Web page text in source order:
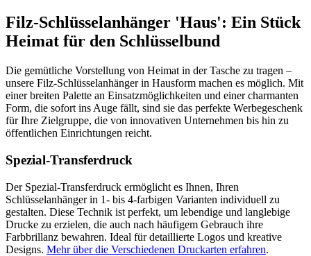
Filz-Schlüsselanhänger 'Haus': Ein Stück
Heimat für den Schlüsselbund
Die gemütliche Vorstellung von Heimat in der Tasche zu tragen –
unsere Filz-Schlüsselanhänger in Hausform machen es möglich. Mit
einer breiten Palette an Einsatzmöglichkeiten und einer charmanten
Form, die sofort ins Auge fällt, sind sie das perfekte Werbegeschenk
für Ihre Zielgruppe, die von innovativen Unternehmen bis hin zu
öffentlichen Einrichtungen reicht.
Spezial-Transferdruck
Der Spezial-Transferdruck ermöglicht es Ihnen, Ihren
Schlüsselanhänger in 1- bis 4-farbigen Varianten individuell zu
gestalten. Diese Technik ist perfekt, um lebendige und langlebige
Drucke zu erzielen, die auch nach häufigem Gebrauch ihre
Farbbrillanz bewahren. Ideal für detaillierte Logos und kreative
Designs. Mehr über die Verschiedenen Druckarten erfahren.